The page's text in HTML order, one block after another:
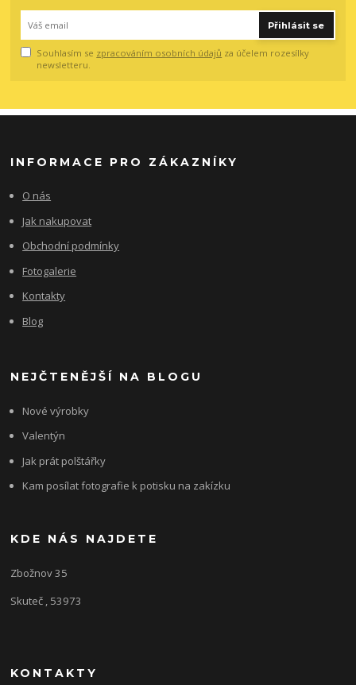
Přihlásit se
Souhlasím se zpracováním osobních údajů za účelem rozesílky
newsletteru.
INFORMACE PRO ZÁKAZNÍKY
O nás
Jak nakupovat
Obchodní podmínky
Fotogalerie
Kontakty
Blog
NEJČTENĚJŠÍ NA BLOGU
Nové výrobky
Valentýn
Jak prát polštářky
Kam posílat fotografie k potisku na zakízku
KDE NÁS NAJDETE
Zbožnov 35
Skuteč , 53973
KONTAKTY